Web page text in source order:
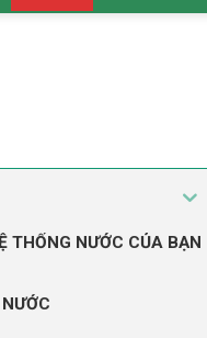
THỐNG NƯỚC CỦA BẠN